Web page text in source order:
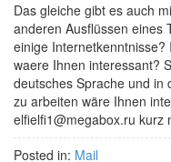
Das gleiche gibt es auch
anderen Ausflüssen eines
einige
waere Ihnen interessant?
deutsches Sprache und in
zu arbeiten wäre Ihnen
elfielfi1@megabox.ru
Posted in: Mail